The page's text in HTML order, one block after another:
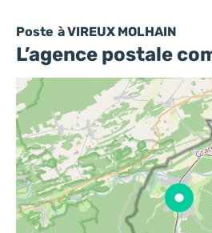
Poste à VIREUX MOLHAIN
L’agence postale